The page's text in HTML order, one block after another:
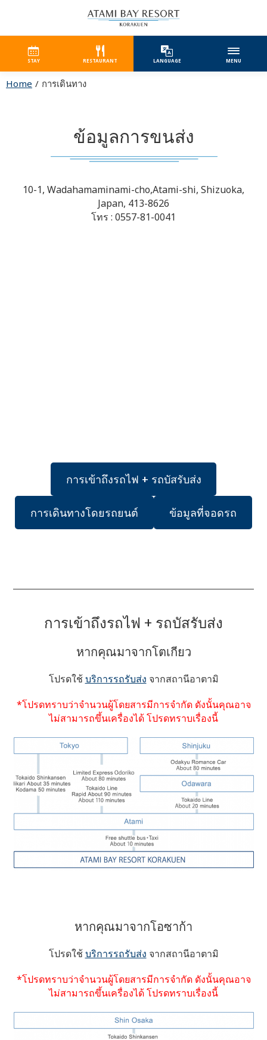
STAY RESTAURANT LANGUAGE MENU
Home การเดินทาง
ข้อมูลการขนส่ง
10-1, Wadahamaminami-cho,Atami-shi, Shizuoka,
Japan, 413-8626
โทร : 0557-81-0041
การเข้าถึงรถไฟ + รถบัสรับส่ง
การเดินทางโดยรถยนต์ ข้อมูลที่จอดรถ
การเข้าถึงรถไฟ + รถบัสรับส่ง
หากคุณมาจากโตเกียว
โปรดใช้บริการรถรับส่ง จากสถานีอาตามิ
*โปรดทราบว่าจำนวนผู้โดยสารมีการจำกัด ดังนั้นคุณอาจ
ไม่สามารถขึ้นเครื่องได้ โปรดทราบเรื่องนี้
หากคุณมาจากโอซาก้า
โปรดใช้บริการรถรับส่ง จากสถานีอาตามิ
*โปรดทราบว่าจำนวนผู้โดยสารมีการจำกัด ดังนั้นคุณอาจ
ไม่สามารถขึ้นเครื่องได้ โปรดทราบเรื่องนี้